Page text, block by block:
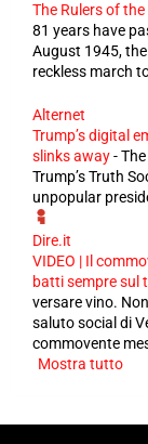
The Rulers of
81 years have
August 1945,
reckless march
Alternet
Trump’s digital
slinks away-
Trump’s Truth
unpopular
Dire.it
VIDEO | Il
batti sempre sul
versare vino.
saluto social di
commovente
Mostra tutto